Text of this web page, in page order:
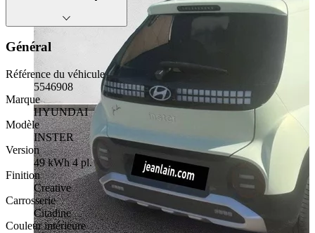
Général
Référence du véhicule
5546908
Marque
HYUNDAI
Modèle
INSTER
Version
49 kWh 4 pl.
Finition
Creative
Carrosserie
Citadine
Couleur intérieure